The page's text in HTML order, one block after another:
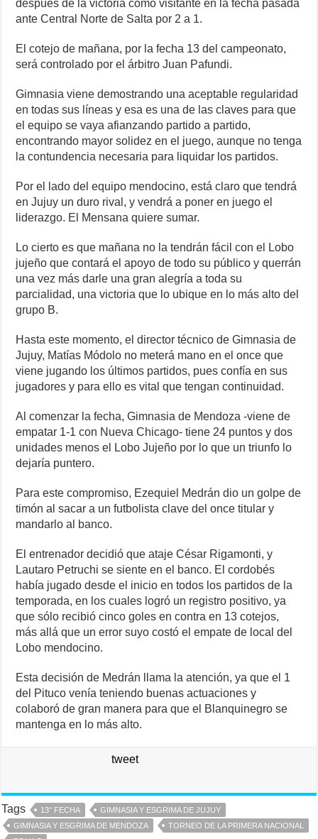
después de la victoria como visitante en la fecha pasada
ante Central Norte de Salta por 2 a 1.
El cotejo de mañana, por la fecha 13 del campeonato,
será controlado por el árbitro Juan Pafundi.
Gimnasia viene demostrando una aceptable regularidad
en todas sus líneas y esa es una de las claves para que
el equipo se vaya afianzando partido a partido,
encontrando mayor solidez en el juego, aunque no tenga
la contundencia necesaria para liquidar los partidos.
Por el lado del equipo mendocino, está claro que tendrá
en Jujuy un duro rival, y vendrá a poner en juego el
liderazgo. El Mensana quiere sumar.
Lo cierto es que mañana no la tendrán fácil con el Lobo
jujeño que contará el apoyo de todo su público y querrán
una vez más darle una gran alegría a toda su
parcialidad, una victoria que lo ubique en lo más alto del
grupo B.
Hasta este momento, el director técnico de Gimnasia de
Jujuy, Matías Módolo no meterá mano en el once que
viene jugando los últimos partidos, pues confía en sus
jugadores y para ello es vital que tengan continuidad.
Al comenzar la fecha, Gimnasia de Mendoza -viene de
empatar 1-1 con Nueva Chicago- tiene 24 puntos y dos
unidades menos el Lobo Jujeño por lo que un triunfo lo
dejaría puntero.
Para este compromiso, Ezequiel Medrán dio un golpe de
timón al sacar a un futbolista clave del once titular y
mandarlo al banco.
El entrenador decidió que ataje César Rigamonti, y
Lautaro Petruchi se siente en el banco. El cordobés
había jugado desde el inicio en todos los partidos de la
temporada, en los cuales logró un registro positivo, ya
que sólo recibió cinco goles en contra en 13 cotejos,
más allá que un error suyo costó el empate de local del
Lobo mendocino.
Esta decisión de Medrán llama la atención, ya que el 1
del Pituco venía teniendo buenas actuaciones y
colaboró de gran manera para que el Blanquinegro se
mantenga en lo más alto.
tweet
Tags 13° FECHA
GIMNASIA Y ESGRIMA DE JUJUY
GIMNASIA Y ESGRIMA DE MENDOZA
TORNEO DE LA PRIMERA NACIONAL